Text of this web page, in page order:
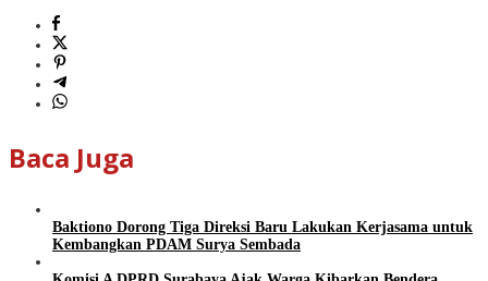
Baca Juga
Baktiono Dorong Tiga Direksi Baru Lakukan Kerjasama untuk
Kembangkan PDAM Surya Sembada